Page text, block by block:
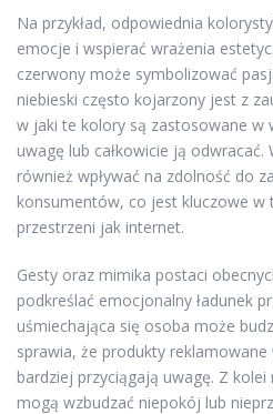
Na przykład, odpowiednia
emocje i wspierać wrażenia
czerwony może symbolizować
niebieski często kojarzony jest z
w jaki te kolory są zastosowane w
uwagę lub całkowicie ją
również wpływać na zdolność do
konsumentów, co jest kluczowe w
przestrzeni jak internet.
Gesty oraz mimika postaci
podkreślać emocjonalny ładunek
uśmiechająca się osoba może
sprawia, że produkty
bardziej przyciągają uwagę. Z
mogą wzbudzać niepokój lub